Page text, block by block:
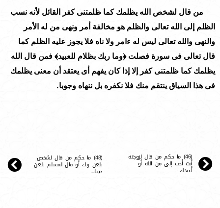
من قال لشخص الله يظلمك كما ظلمتنى كفر القائل لأنه نسب
الظلم إلى الله تعالى والظلم هو مخالفة أمر ونهى من له الأمر
والنهى والله تعالى ليس له ءامر ولا ناه فلا يجوز عليه الظلم كما
قال تعالى فى سورة فصلت ﴿وما ربك بظلام للعبيد﴾ فمن قال الله
يظلمك كما ظلمتنى كفر إلا إذا كان يفهم أى يعتقد أن معنى يظلمك
فى هذا السياق ينتقم منك فلا نكفره بل ننهاه وجوبا.
(46) ما حكم من قال لزوجته
أنت أحب إلى من الله أو
أعبدك.
(48) ما حكم من قال لشخص
يلعن ربك أو قال لمسلم يلعن
دينك.